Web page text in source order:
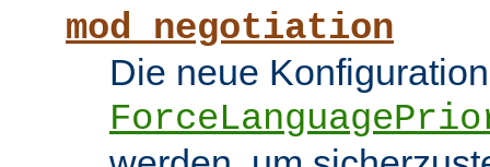
mod_negotiation
Die neue